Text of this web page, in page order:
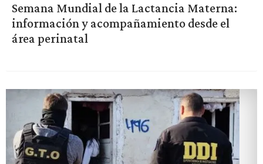
Semana Mundial de la Lactancia Materna:
información y acompañamiento desde el
área perinatal